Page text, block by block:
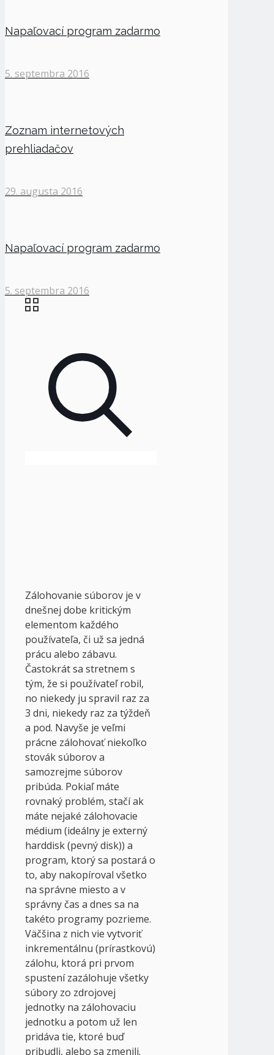
Napaľovací program zadarmo
5. septembra 2016
Zoznam internetových
prehliadačov
29. augusta 2016
Napaľovací program zadarmo
5. septembra 2016
Zálohovanie súborov je v
dnešnej dobe kritickým
elementom každého
používateľa, či už sa jedná
prácu alebo zábavu.
Častokrát sa stretnem s
tým, že si používateľ robil,
no niekedy ju spravil raz za
3 dni, niekedy raz za týždeň
a pod. Navyše je veľmi
prácne zálohovať niekoľko
stovák súborov a
samozrejme súborov
pribúda. Pokiaľ máte
rovnaký problém, stačí ak
máte nejaké zálohovacie
médium (ideálny je externý
harddisk (pevný disk)) a
program, ktorý sa postará o
to, aby nakopíroval všetko
na správne miesto a v
správny čas a dnes sa na
takéto programy pozrieme.
Väčšina z nich vie vytvoriť
inkrementálnu (prírastkovú)
zálohu, ktorá pri prvom
spustení zazálohuje všetky
súbory zo zdrojovej
jednotky na zálohovaciu
jednotku a potom už len
pridáva tie, ktoré buď
pribudli, alebo sa zmenili.